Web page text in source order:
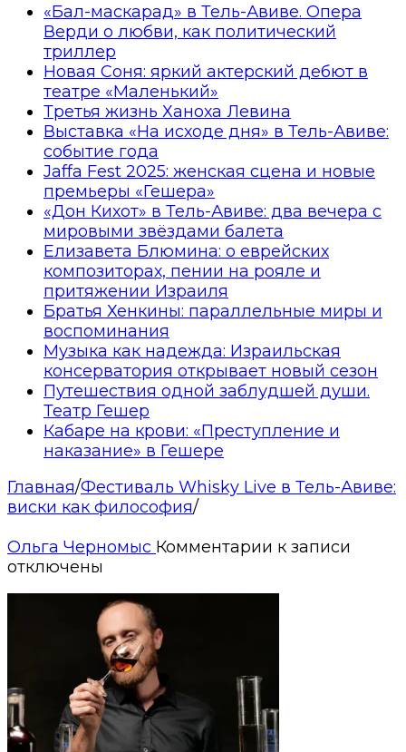
«Бал-маскарад» в Тель-Авиве. Опера
Верди о любви, как политический
триллер
Новая Соня: яркий актерский дебют в
театре «Маленький»
Третья жизнь Ханоха Левина
Выставка «На исходе дня» в Тель-Авиве:
событие года
Jaffa Fest 2025: женская сцена и новые
премьеры «Гешера»
«Дон Кихот» в Тель-Авиве: два вечера с
мировыми звёздами балета
Елизавета Блюмина: о еврейских
композиторах, пении на рояле и
притяжении Израиля
Братья Хенкины: параллельные миры и
воспоминания
Музыка как надежда: Израильская
консерватория открывает новый сезон
Путешествия одной заблудшей души.
Театр Гешер
Кабаре на крови: «Преступление и
наказание» в Гешере
Главная/Фестиваль Whisky Live в Тель-Авиве:
виски как философия/
Ольга Черномыс Комментарии к записи
отключены